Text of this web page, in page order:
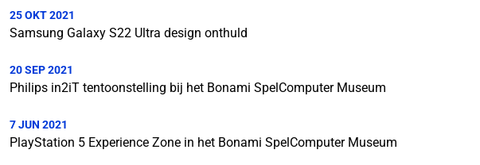
25 OKT 2021
Samsung Galaxy S22 Ultra design onthuld
20 SEP 2021
Philips in2iT tentoonstelling bij het Bonami SpelComputer Museum
7 JUN 2021
PlayStation 5 Experience Zone in het Bonami SpelComputer Museum